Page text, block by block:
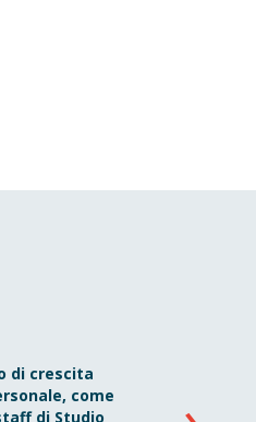
di crescita
come
di Studio